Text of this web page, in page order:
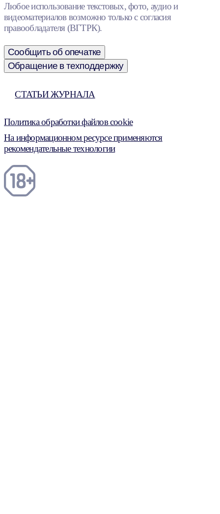
Любое использование текстовых, фото, аудио и
видеоматериалов возможно только с согласия
правообладателя (ВГТРК).
Сообщить об опечатке
Обращение в техподдержку
СТАТЬИ ЖУРНАЛА
Политика обработки файлов cookie
На информационном ресурсе применяются
рекомендательные технологии